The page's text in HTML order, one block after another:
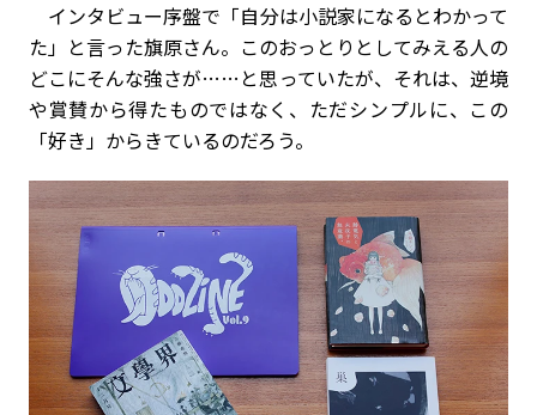
インタビュー序盤で「自分は小説家になるとわかって
た」と言った旗原さん。このおっとりとしてみえる人の
どこにそんな強さが……と思っていたが、それは、逆境
や賞賛から得たものではなく、ただシンプルに、この
「好き」からきているのだろう。